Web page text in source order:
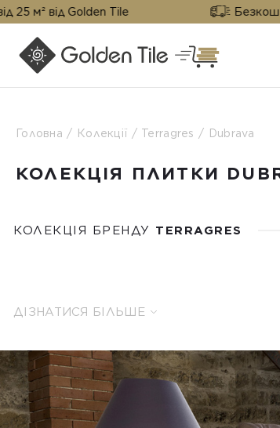
Golden Tile Безкоштовна
Головна Колекції Terragres Dubrava
КОЛЕКЦІЯ ПЛИТКИ
КОЛЕКЦІЯ БРЕНДУ TERRAGRES
ДІЗНАТИСЯ БІЛЬШЕ